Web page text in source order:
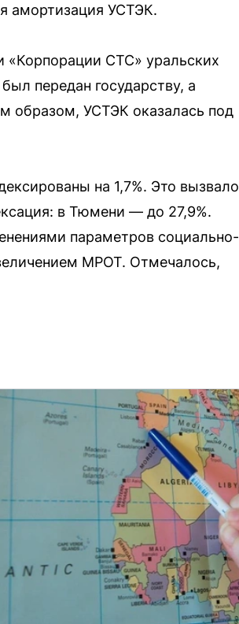
амортизация УСТЭК.
СТС» уральских
передан государству, а
образом, УСТЭК оказалась под
на 1,7%. Это вызвало
в Тюмени — до 27,9%.
параметров социально-
МРОТ. Отмечалось,